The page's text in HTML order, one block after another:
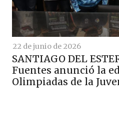
22 de junio de 2026
SANTIAGO DEL
Fuentes anunció la
Olimpiadas de la